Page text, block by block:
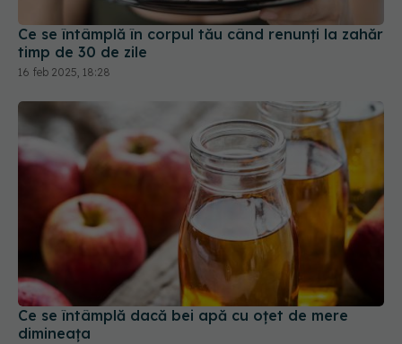
Ce se întâmplă în corpul tău când renunți la zahăr
timp de 30 de zile
16 feb 2025, 18:28
Ce se întâmplă dacă bei apă cu oțet de mere
dimineața